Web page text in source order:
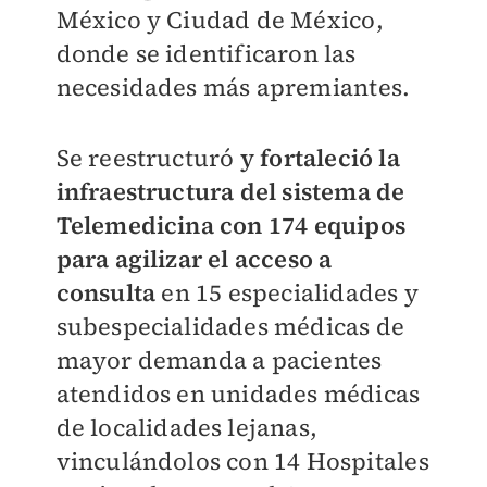
México y Ciudad de México,
donde se identificaron las
necesidades más apremiantes.
Se reestructuró y fortaleció la
infraestructura del sistema de
Telemedicina con 174 equipos
para agilizar el acceso a
consulta en 15 especialidades y
subespecialidades médicas de
mayor demanda a pacientes
atendidos en unidades médicas
de localidades lejanas,
vinculándolos con 14 Hospitales